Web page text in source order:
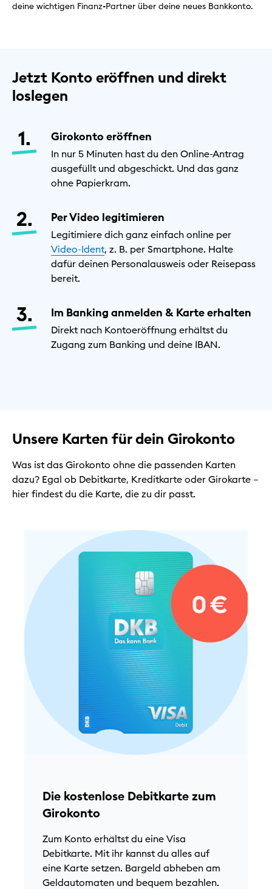
deine wichtigen Finanz-Partner über deine neues Bankkonto.
Jetzt Konto eröffnen und direkt
loslegen
Girokonto eröffnen
In nur 5 Minuten hast du den Online-Antrag
ausgefüllt und abgeschickt. Und das ganz
ohne Papierkram.
Per Video legitimieren
Legitimiere dich ganz einfach online per
Video-Ident, z. B. per Smartphone. Halte
dafür deinen Personalausweis oder Reisepass
bereit.
Im Banking anmelden & Karte erhalten
Direkt nach Kontoeröffnung erhältst du
Zugang zum Banking und deine IBAN.
Unsere Karten für dein Girokonto
Was ist das Girokonto ohne die passenden Karten
dazu? Egal ob Debitkarte, Kreditkarte oder Girokarte –
hier findest du die Karte, die zu dir passt.
Die kostenlose Debitkarte zum
Girokonto
Zum Konto erhältst du eine Visa
Debitkarte. Mit ihr kannst du alles auf
eine Karte setzen. Bargeld abheben am
Geldautomaten und bequem bezahlen.